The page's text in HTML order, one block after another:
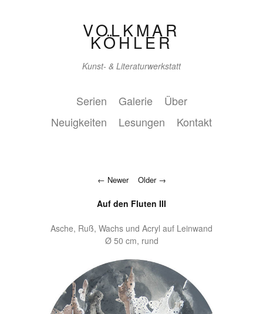
VOLKMAR
KÖHLER
Kunst- & Literaturwerkstatt
Serien Galerie
Über
Neuigkeiten
Lesungen Kontakt
Newer Older
Auf den Fluten III
Asche, Ruß, Wachs und Acryl auf Leinwand
Ø 50 cm, rund